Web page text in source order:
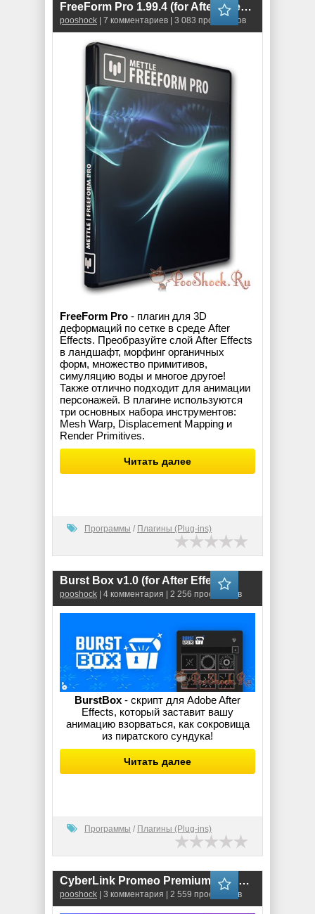
FreeForm Pro 1.99.4 (for After Effects)
pooshock | 7 комментариев | 3 083 просмотров
FreeForm Pro - плагин для 3D
деформаций по сетке в среде After
Effects. Преобразуйте слой After Effects
в ландшафт, морфинг органичных
форм, множество примитивов,
симуляцию воды и многое другое!
Также отлично подходит для анимации
персонажей. В плагине используются
три основных набора инструментов:
Mesh Warp, Displacement Mapping и
Render Primitives.
Читать далее
Программы / Плагины (Plug-ins)
Burst Box v1.0 (for After Effects)
pooshock | 4 комментария | 2 256 просмотров
BurstBox - скрипт для Adobe After
Effects, который заставит вашу
анимацию взорваться, как сокровища
из пиратского сундука!
Читать далее
Программы / Плагины (Plug-ins)
CyberLink Promeo Premium 6.0.1821.0
pooshock | 3 комментария | 2 559 просмотров